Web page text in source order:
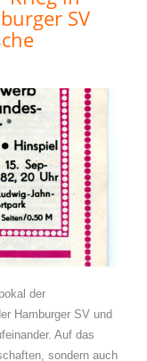
SV
der
Hamburger SV und
Auf das
sondern auch